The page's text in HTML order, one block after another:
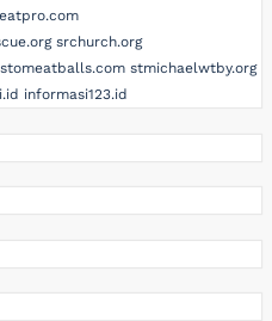
srchurch.org
stmichaelwtby.org
informasi123.id